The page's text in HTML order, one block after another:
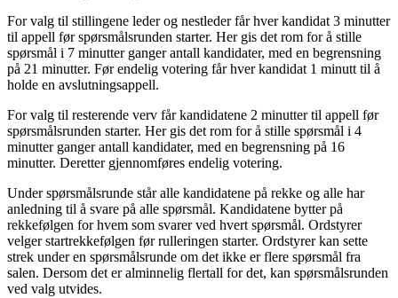
For valg til stillingene leder og nestleder får hver kandidat 3 minutter
til appell før spørsmålsrunden starter. Her gis det rom for å stille
spørsmål i 7 minutter ganger antall kandidater, med en begrensning
på 21 minutter. Før endelig votering får hver kandidat 1 minutt til å
holde en avslutningsappell.
For valg til resterende verv får kandidatene 2 minutter til appell før
spørsmålsrunden starter. Her gis det rom for å stille spørsmål i 4
minutter ganger antall kandidater, med en begrensning på 16
minutter. Deretter gjennomføres endelig votering.
Under spørsmålsrunde står alle kandidatene på rekke og alle har
anledning til å svare på alle spørsmål. Kandidatene bytter på
rekkefølgen for hvem som svarer ved hvert spørsmål. Ordstyrer
velger startrekkefølgen før rulleringen starter. Ordstyrer kan sette
strek under en spørsmålsrunde om det ikke er flere spørsmål fra
salen. Dersom det er alminnelig flertall for det, kan spørsmålsrunden
ved valg utvides.